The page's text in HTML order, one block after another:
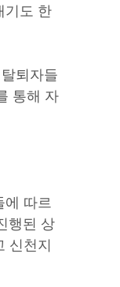
기도 한
퇴자들
통해 자
에 따르
행된 상
신천지